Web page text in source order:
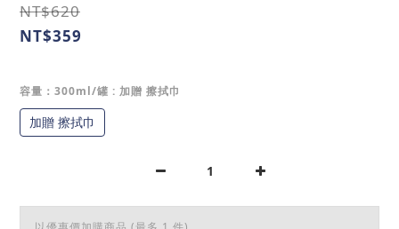
NT$620
NT$359
容量：300ml/罐 : 加贈 擦拭巾
加贈 擦拭巾